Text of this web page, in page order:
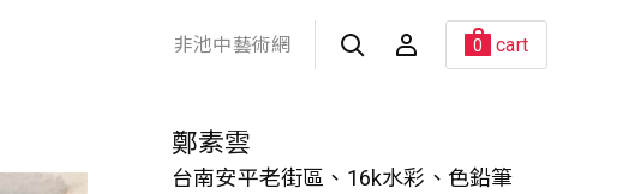
非池中藝術網 0 cart
鄭素雲
台南安平老街區、16k水彩、色鉛筆